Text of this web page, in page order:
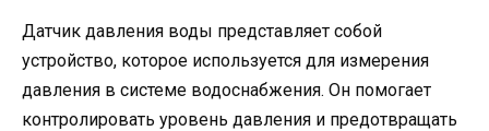
Датчик давления воды представляет собой
устройство, которое используется для измерения
давления в системе водоснабжения. Он помогает
контролировать уровень давления и предотвращать